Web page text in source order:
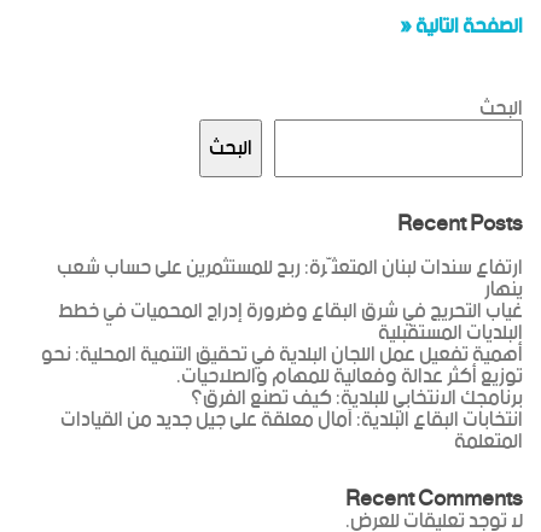
الصفحة التالية «
البحث
البحث
Recent Posts
ارتفاع سندات لبنان المتعثّرة: ربح للمستثمرين على حساب شعب
ينهار
غياب التحريج في شرق البقاع وضرورة إدراج المحميات في خطط
البلديات المستقبلية
أهمية تفعيل عمل اللجان البلدية في تحقيق التنمية المحلية: نحو
توزيع أكثر عدالة وفعالية للمهام والصلاحيات.
برنامجك الانتخابي للبلدية: كيف تصنع الفرق؟
انتخابات البقاع البلدية: آمال معلقة على جيل جديد من القيادات
المتعلمة
Recent Comments
لا توجد تعليقات للعرض.